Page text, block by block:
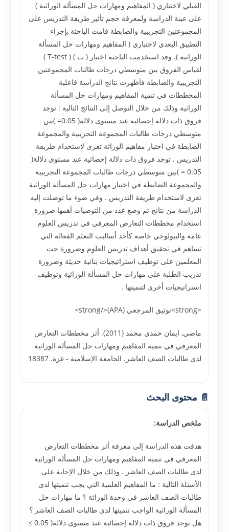
القبلي لاختباري ( المفاهيم ومهارات حل المسألة الوراثية )
على عينة الدراسة ولمعرفة حجم تأثير طريقة التدريس على
المجموعتين التجريبية والضابطة قامت الباحثة بإجراء
التطبيق البعدي لاختباري ( المفاهيم ومهارات حل المسألة
الوراثية ). وقد استخدمت الباحثة اختبار ( ت ) ( T-test )
لقياس الفروق بين متوسطي درجات طالبات المجموعتين
التجريبية والضابطة فأظهرت نتائج الدراسة فاعلية
المخططات في تنمية المفاهيم ومهارات حل المسألة
الوراثية وذلك من خلال التوصل إلى النتائج التالية : توجد
فروق ذات دلالة إحصائية عند مستوى دلالة( 0.05= )بين
متوسطي درجات طالبات المجموعة التجريبية والمجموعة
الضابطة في اختبار مفاهيم الوراثة تعزى لاستخدام طريقة
التدريس . توجد فروق ذات دلالة إحصائية عند مستوى دلالة(
0.05 = )بين متوسطي درجات طالبات المجموعة التجريبية
والمجموعة الضابطة في اختبار مهارات حل المسألة الوراثية
تعزى لاستخدام طريقة التدريس . وفي ضوء ما توصلت إليه
الدراسة من نتائج تم وضع عدد من التوصيات أهمها ضرورة
استخدام مخططات التعارض المعرفي في تدريس العلوم
عامة والبيولوجي خاصة كأحد أساليب التعلم الفعالة التي
تساهم في تحقيق أهداف تدريس العلوم وضرورة حث
المعلمين على توظيف استراتيجيات بنائية حديثة وضرورة
تدريب الطلبة على مهارات حل المسألة الوراثية وتوظيف
استراتيجيات أخرى لتنميتها .
<strong>توثيق المرجعي (APA)</strong>
ماضي, ايمان حمدي محمد (2011). أثر مخططات التعارض
المعرفي في تنمية المفاهيم ومهارات حل المسألة الوراثية
لدى طالبات الصف العاشر. الجامعة الإسلامية - غزة. 18387
📄 محتوى البحث
ملخص الدراسة:
هدفت هذه الدراسة إلى معرفة أثر مخططات التعارض
المعرفي في تنمية المفاهيم ومهارات حل المسألة الوراثية
لدى طالبات الصف العاشر . وذلك من خلال الإجابة على
الأسئلة التالية : ما المفاهيم العلمية التي يجب تنميتها لدى
طالبات الصف العاشر في وحدة الوراثة ؟ ما مهارات حل
المسألة الوراثية الواجب تنميتها لدى طالبات الصف العاشر ؟
هل توجد فروق ذات دلالة إحصائية عند مستوى دلالة( 0.05 ≥